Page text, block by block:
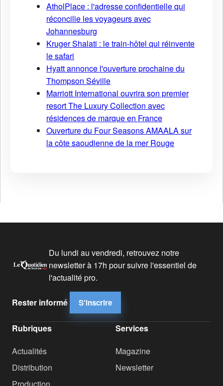
AtholPlace : l'adresse confidentielle qui
réconcilie les voyageurs avec
Johannesburg
Kruger Shalati : le train-hôtel qui réinvente
le safari
Hyatt annonce l'ouverture prochaine du
Thompson Séville
Marriott International ouvrira son premier
resort The Luxury Collection avec
résidences de marque en France
Ouverture du Four Seasons AMAALA sur
la côte saoudienne de la mer Rouge
Du lundi au vendredi, retrouvez notre
newsletter à 17h pour suivre l'essentiel de
l'actualité pro.
Rester informé S'inscrire
Rubriques
Actualités
Distribution
Services
Magazine
Newsletter